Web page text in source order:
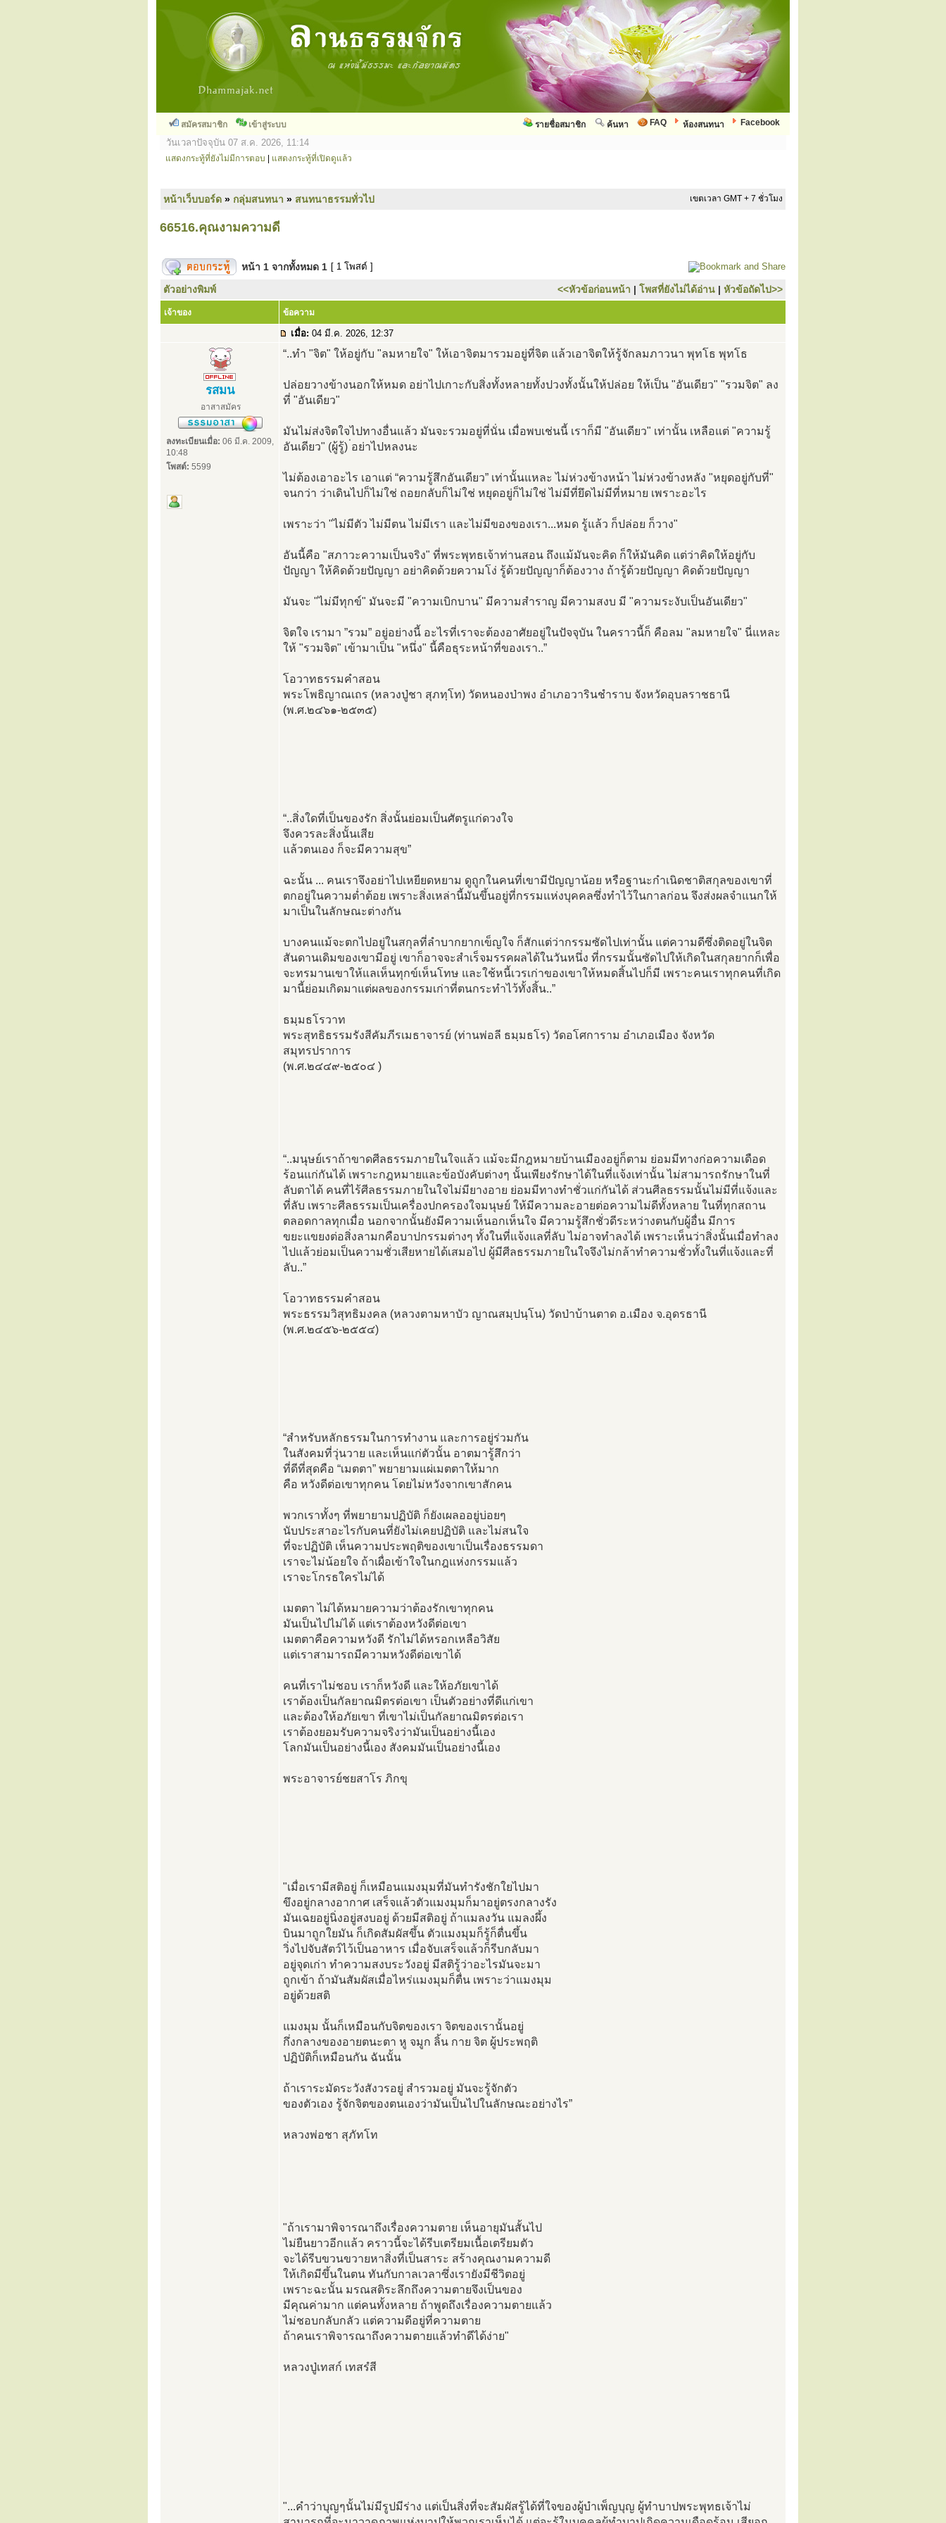
สมัครสมาชิก เข้าสู่ระบบ Facebook
ห้องสนทนา
FAQ
ค้นหา
รายชื่อสมาชิก
วันเวลาปัจจุบัน 07 ส.ค. 2026, 11:14
แสดงกระทู้ที่ยังไม่มีการตอบ แสดงกระทู้ที่เปิดดูแล้ว
หน้าเว็บบอร์ด » กลุ่มสนทนา » สนทนาธรรมทั่วไป เขตเวลา GMT + 7 ชั่วโมง
66516.คุณงามความดี
หน้า 1 จากทั้งหมด 1 [ 1 โพสต์ ]
ตัวอย่างพิมพ์ <<หัวข้อก่อนหน้า | โพสที่ยังไม่ได้อ่าน | หัวข้อถัดไป>>
เจ้าของ ข้อความ
เมื่อ: 04 มี.ค. 2026, 12:37
รสมน
อาสาสมัคร
ลงทะเบียนเมื่อ: 06 มี.ค. 2009,
10:48
โพสต์: 5599
“..ทำ "จิต" ให้อยู่กับ "ลมหายใจ" ให้เอาจิตมารวมอยู่ที่จิต แล้วเอาจิตให้รู้จักลมภาวนา พุทโธ พุทโธ
ปล่อยวางข้างนอกให้หมด อย่าไปเกาะกับสิ่งทั้งหลายทั้งปวงทั้งนั้นให้ปล่อย ให้เป็น "อันเดียว" "รวมจิต" ลง
ที่ "อันเดียว"
มันไม่ส่งจิตใจไปทางอื่นแล้ว มันจะรวมอยู่ที่นั่น เมื่อพบเช่นนี้ เราก็มี "อันเดียว" เท่านั้น เหลือแต่ "ความรู้
อันเดียว" (ผู้รู้) ่อย่าไปหลงนะ
ไม่ต้องเอาอะไร เอาแต่ “ความรู้สึกอันเดียว” เท่านั้นแหละ ไม่ห่วงข้างหน้า ไม่ห่วงข้างหลัง "หยุดอยู่กับที่"
จนกว่า ว่าเดินไปก็ไม่ใช่ ถอยกลับก็ไม่ใช่ หยุดอยู่ก็ไม่ใช่ ไม่มีที่ยึดไม่มีที่หมาย เพราะอะไร
เพราะว่า "ไม่มีตัว ไม่มีตน ไม่มีเรา และไม่มีของของเรา...หมด รู้แล้ว ก็ปล่อย ก็วาง"
อันนี้คือ "สภาวะความเป็นจริง" ที่พระพุทธเจ้าท่านสอน ถึงแม้มันจะคิด ก็ให้มันคิด แต่ว่าคิดให้อยู่กับ
ปัญญา ให้คิดด้วยปัญญา อย่าคิดด้วยความโง่ รู้ด้วยปัญญาก็ต้องวาง ถ้ารู้ด้วยปัญญา คิดด้วยปัญญา
มันจะ "ไม่มีทุกข์" มันจะมี "ความเบิกบาน" มีความสำราญ มีความสงบ มี "ความระงับเป็นอันเดียว"
จิตใจ เรามา ”รวม” อยู่อย่างนี้ อะไรที่เราจะต้องอาศัยอยู่ในปัจจุบัน ในคราวนี้ก็ คือลม "ลมหายใจ" นี่แหละ
ให้ "รวมจิต" เข้ามาเป็น "หนึ่ง" นี้คือธุระหน้าที่ของเรา..”
โอวาทธรรมคำสอน
พระโพธิญาณเถร (หลวงปู่ชา สุภทฺโท) วัดหนองป่าพง อำเภอวารินชำราบ จังหวัดอุบลราชธานี
(พ.ศ.๒๔๖๑-๒๕๓๕)
“..สิ่งใดที่เป็นของรัก สิ่งนั้นย่อมเป็นศัตรูแก่ดวงใจ
จึงควรละสิ่งนั้นเสีย
แล้วตนเอง ก็จะมีความสุข”
ฉะนั้น ... คนเราจึงอย่าไปเหยียดหยาม ดูถูกในคนที่เขามีปัญญาน้อย หรือฐานะกำเนิดชาติสกุลของเขาที่
ตกอยู่ในความต่ำต้อย เพราะสิ่งเหล่านี้มันขึ้นอยู่ที่กรรมแห่งบุคคลซึ่งทำไว้ในกาลก่อน จึงส่งผลจำแนกให้
มาเป็นในลักษณะต่างกัน
บางคนแม้จะตกไปอยู่ในสกุลที่ลำบากยากเข็ญใจ ก็สักแต่ว่ากรรมซัดไปเท่านั้น แต่ความดีซึ่งติดอยู่ในจิต
สันดานเดิมของเขามีอยู่ เขาก็อาจจะสำเร็จมรรคผลได้ในวันหนึ่ง ที่กรรมนั้นซัดไปให้เกิดในสกุลยากก็เพื่อ
จะทรมานเขาให้แลเห็นทุกข์เห็นโทษ และใช้หนี้เวรเก่าของเขาให้หมดสิ้นไปก็มี เพราะคนเราทุกคนที่เกิด
มานี้ย่อมเกิดมาแต่ผลของกรรมเก่าที่ตนกระทำไว้ทั้งสิ้น..”
ธมฺมธโรวาท
พระสุทธิธรรมรังสีคัมภีรเมธาจารย์ (ท่านพ่อลี ธมฺมธโร) วัดอโศการาม อำเภอเมือง จังหวัด
สมุทรปราการ
(พ.ศ.๒๔๔๙-๒๕๐๔ )
“..มนุษย์เราถ้าขาดศีลธรรมภายในใจแล้ว แม้จะมีกฎหมายบ้านเมืองอยู่ก็ตาม ย่อมมีทางก่อความเดือด
ร้อนแก่กันได้ เพราะกฎหมายและข้อบังคับต่างๆ นั้นเพียงรักษาได้ในที่แจ้งเท่านั้น ไม่สามารถรักษาในที่
ลับตาได้ คนที่ไร้ศีลธรรมภายในใจไม่มียางอาย ย่อมมีทางทำชั่วแก่กันได้ ส่วนศีลธรรมนั้นไม่มีที่แจ้งและ
ที่ลับ เพราะศีลธรรมเป็นเครื่องปกครองใจมนุษย์ ให้มีความละอายต่อความไม่ดีทั้งหลาย ในที่ทุกสถาน
ตลอดกาลทุกเมื่อ นอกจากนั้นยังมีความเห็นอกเห็นใจ มีความรู้สึกชั่วดีระหว่างตนกับผู้อื่น มีการ
ขยะแขยงต่อสิ่งลามกคือบาปกรรมต่างๆ ทั้งในที่แจ้งแลที่ลับ ไม่อาจทำลงได้ เพราะเห็นว่าสิ่งนั้นเมื่อทำลง
ไปแล้วย่อมเป็นความชั่วเสียหายได้เสมอไป ผู้มีศีลธรรมภายในใจจึงไม่กล้าทำความชั่วทั้งในที่แจ้งและที่
ลับ..”
โอวาทธรรมคำสอน
พระธรรมวิสุทธิมงคล (หลวงตามหาบัว ญาณสมฺปนฺโน) วัดป่าบ้านตาด อ.เมือง จ.อุดรธานี
(พ.ศ.๒๔๕๖-๒๕๕๔)
“สำหรับหลักธรรมในการทำงาน และการอยู่ร่วมกัน
ในสังคมที่วุ่นวาย และเห็นแก่ตัวนั้น อาตมารู้สึกว่า
ที่ดีที่สุดคือ “เมตตา” พยายามแผ่เมตตาให้มาก
คือ หวังดีต่อเขาทุกคน โดยไม่หวังจากเขาสักคน
พวกเราทั้งๆ ที่พยายามปฏิบัติ ก็ยังเผลออยู่บ่อยๆ
นับประสาอะไรกับคนที่ยังไม่เคยปฏิบัติ และไม่สนใจ
ที่จะปฏิบัติ เห็นความประพฤติของเขาเป็นเรื่องธรรมดา
เราจะไม่น้อยใจ ถ้าเผื่อเข้าใจในกฎแห่งกรรมแล้ว
เราจะโกรธใครไม่ได้
เมตตา ไม่ได้หมายความว่าต้องรักเขาทุกคน
มันเป็นไปไม่ได้ แต่เราต้องหวังดีต่อเขา
เมตตาคือความหวังดี รักไม่ได้หรอกเหลือวิสัย
แต่เราสามารถมีความหวังดีต่อเขาได้
คนที่เราไม่ชอบ เราก็หวังดี และให้อภัยเขาได้
เราต้องเป็นกัลยาณมิตรต่อเขา เป็นตัวอย่างที่ดีแก่เขา
และต้องให้อภัยเขา ที่เขาไม่เป็นกัลยาณมิตรต่อเรา
เราต้องยอมรับความจริงว่ามันเป็นอย่างนี้เอง
โลกมันเป็นอย่างนี้เอง สังคมมันเป็นอย่างนี้เอง
พระอาจารย์ชยสาโร ภิกขุ
"เมื่อเรามีสติอยู่ ก็เหมือนแมงมุมที่มันทำรังชักใยไปมา
ขึงอยู่กลางอากาศ เสร็จแล้วตัวแมงมุมก็มาอยู่ตรงกลางรัง
มันเฉยอยู่นิ่งอยู่สงบอยู่ ด้วยมีสติอยู่ ถ้าแมลงวัน แมลงผึ้ง
บินมาถูกใยมัน ก็เกิดสัมผัสขึ้น ตัวแมงมุมก็รู้ก็ตื่นขึ้น
วิ่งไปจับสัตว์ไว้เป็นอาหาร เมื่อจับเสร็จแล้วก็รีบกลับมา
อยู่จุดเก่า ทำความสงบระวังอยู่ มีสติรู้ว่าอะไรมันจะมา
ถูกเข้า ถ้ามันสัมผัสเมื่อไหร่เเมงมุมก็ตื่น เพราะว่าแมงมุม
อยู่ด้วยสติ
แมงมุม นั้นก็เหมือนกับจิตของเรา จิตของเรานั้นอยู่
กึ่งกลางของอายตนะตา หู จมูก ลิ้น กาย จิต ผู้ประพฤติ
ปฏิบัติก็เหมือนกัน ฉันนั้น
ถ้าเราระมัดระวังสังวรอยู่ สำรวมอยู่ มันจะรู้จักตัว
ของตัวเอง รู้จักจิตของตนเองว่ามันเป็นไปในลักษณะอย่างไร”
หลวงพ่อชา สุภัทโท
"ถ้าเรามาพิจารณาถึงเรื่องความตาย เห็นอายุมันสั้นไป
ไม่ยืนยาวอีกแล้ว คราวนี้จะได้รีบเตรียมเนื้อเตรียมตัว
จะได้รีบขวนขวายหาสิ่งที่เป็นสาระ สร้างคุณงามความดี
ให้เกิดมีขึ้นในตน ทันกับกาลเวลาซึ่งเรายังมีชีวิตอยู่
เพราะฉะนั้น มรณสติระลึกถึงความตายจึงเป็นของ
มีคุณค่ามาก แต่คนทั้งหลาย ถ้าพูดถึงเรื่องความตายแล้ว
ไม่ชอบกลับกลัว แต่ความดีอยู่ที่ความตาย
ถ้าคนเราพิจารณาถึงความตายแล้วทำดีได้ง่าย"
หลวงปู่เทสก์ เทสรํสี
"...คำว่าบุญๆนั้นไม่มีรูปมีร่าง แต่เป็นสิ่งที่จะสัมผัสรู้ได้ที่ใจของผู้บำเพ็ญบุญ ผู้ทำบาปพระพุทธเจ้าไม่